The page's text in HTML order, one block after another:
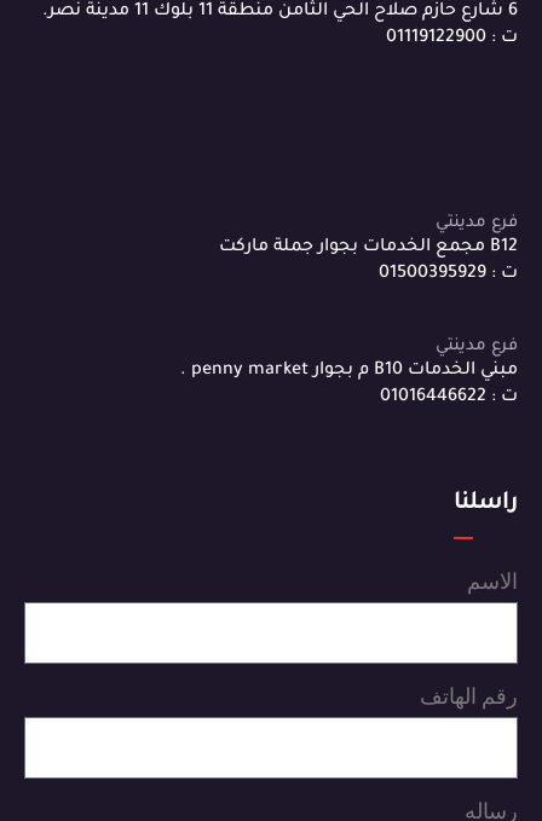
6 شارع حازم صلاح الحي الثامن منطقة 11 بلوك 11 مدينة نصر.
ت : 01119122900
فرع مدينتي
B12 مجمع الخدمات بجوار جملة ماركت
ت : 01500395929
فرع مدينتي
مبني الخدمات B10 م بجوار penny market .
ت : 01016446622
راسلنا
الاسم
رقم الهاتف
رساله